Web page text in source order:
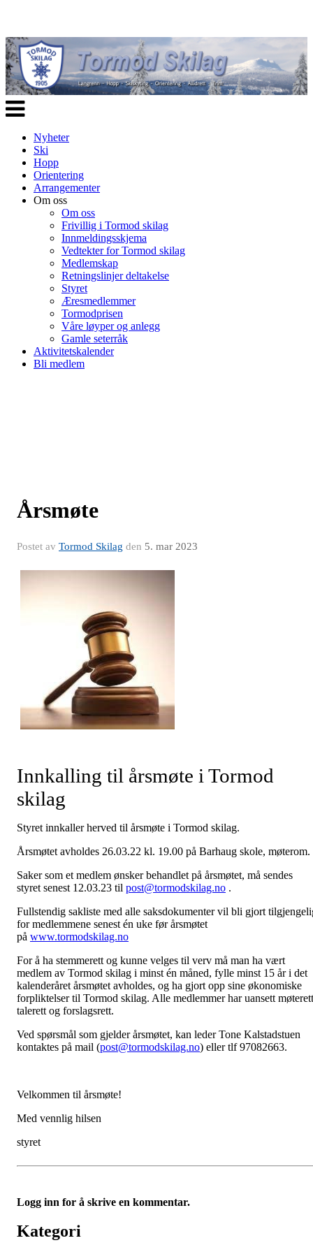
Veksle
navigasjon
Nyheter
Ski
Hopp
Orientering
Arrangementer
Om oss
Om oss
Frivillig i Tormod skilag
Innmeldingsskjema
Vedtekter for Tormod skilag
Medlemskap
Retningslinjer deltakelse
Styret
Æresmedlemmer
Tormodprisen
Våre løyper og anlegg
Gamle seterråk
Aktivitetskalender
Bli medlem
Årsmøte
Postet av Tormod Skilag den 5. mar 2023
Innkalling til årsmøte i Tormod
skilag
Styret innkaller herved til årsmøte i Tormod skilag.
Årsmøtet avholdes 26.03.22 kl. 19.00 på Barhaug skole, møterom.
Saker som et medlem ønsker behandlet på årsmøtet, må sendes
styret senest 12.03.23 til post@tormodskilag.no .
Fullstendig sakliste med alle saksdokumenter vil bli gjort
for medlemmene senest én uke før årsmøtet
på www.tormodskilag.no
For å ha stemmerett og kunne velges til verv må man ha vært
medlem av Tormod skilag i minst én måned, fylle minst 15 år i det
kalenderåret årsmøtet avholdes, og ha gjort opp sine økonomiske
forpliktelser til Tormod skilag. Alle medlemmer har uansett
talerett og forslagsrett.
Ved spørsmål som gjelder årsmøtet, kan leder Tone Kalstadstuen
kontaktes på mail (post@tormodskilag.no) eller tlf 97082663.
Velkommen til årsmøte!
Med vennlig hilsen
styret
Logg inn for å skrive en kommentar.
Kategori